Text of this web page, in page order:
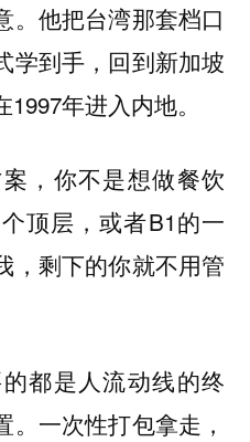
。他把台湾那套档口
学到手，回到新加坡
年进入内地。
，你不是想做餐饮
顶层，或者B1的一
，剩下的你就不用管
都是人流动线的终
。一次性打包拿走，